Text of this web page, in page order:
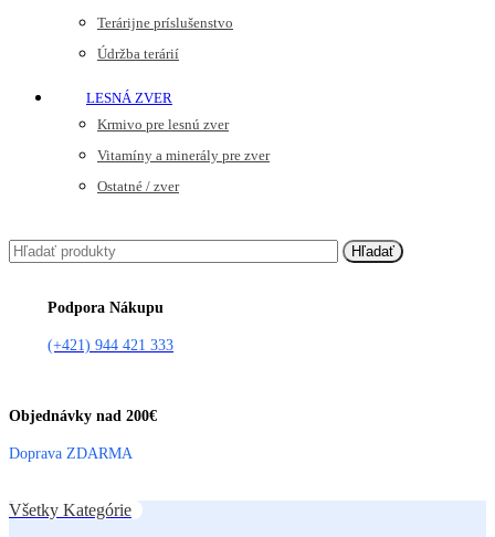
Terárijne príslušenstvo
Údržba terárií
LESNÁ ZVER
Krmivo pre lesnú zver
Vitamíny a minerály pre zver
Ostatné / zver
Hľadať
Podpora Nákupu
(+421) 944 421 333
Objednávky nad 200€
Doprava ZDARMA
Všetky Kategórie